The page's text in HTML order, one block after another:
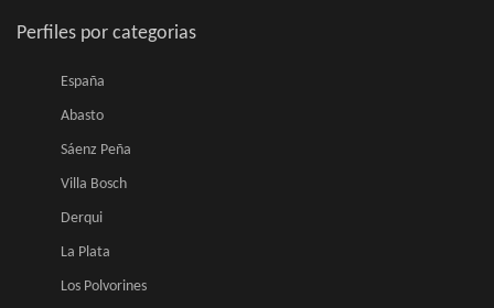
Perfiles por categorias
España
Abasto
Sáenz Peña
Villa Bosch
Derqui
La Plata
Los Polvorines